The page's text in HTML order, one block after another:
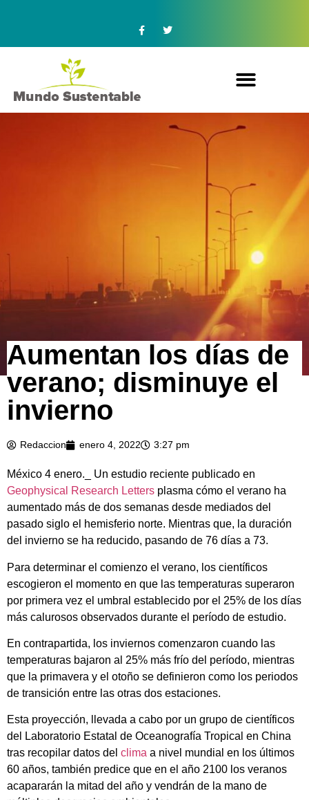
Aumentan los días de
verano; disminuye el
invierno
Redaccion enero 4, 2022 3:27 pm
México 4 enero._ Un estudio reciente publicado en
Geophysical Research Letters plasma cómo el verano ha
aumentado más de dos semanas desde mediados del
pasado siglo el hemisferio norte. Mientras que, la duración
del invierno se ha reducido, pasando de 76 días a 73.
Para determinar el comienzo el verano, los científicos
escogieron el momento en que las temperaturas superaron
por primera vez el umbral establecido por el 25% de los días
más calurosos observados durante el período de estudio.
En contrapartida, los inviernos comenzaron cuando las
temperaturas bajaron al 25% más frío del período, mientras
que la primavera y el otoño se definieron como los periodos
de transición entre las otras dos estaciones.
Esta proyección, llevada a cabo por un grupo de científicos
del Laboratorio Estatal de Oceanografía Tropical en China
tras recopilar datos del clima a nivel mundial en los últimos
60 años, también predice que en el año 2100 los veranos
acapararán la mitad del año y vendrán de la mano de